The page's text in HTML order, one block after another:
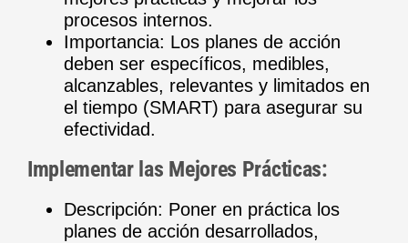
procesos internos.
Importancia: Los planes de acción
deben ser específicos, medibles,
alcanzables, relevantes y limitados en
el tiempo (SMART) para asegurar su
efectividad.
Implementar las Mejores Prácticas:
Descripción: Poner en práctica los
planes de acción desarrollados,